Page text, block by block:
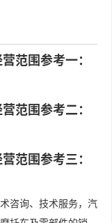
范围参考一：
范围参考二：
范围参考三：
咨询、技术服务，汽